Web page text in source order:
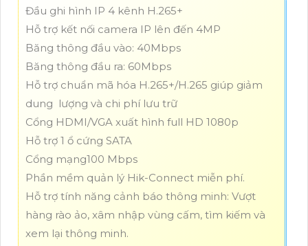
Đầu ghi hình IP 4 kênh H.265+
Hỗ trợ kết nối camera IP lên đến 4MP
Băng thông đầu vào: 40Mbps
Băng thông đầu ra: 60Mbps
Hỗ trợ chuẩn mã hóa H.265+/H.265 giúp giảm
dung lượng và chi phí lưu trữ
Cổng HDMI/VGA xuất hình full HD 1080p
Hỗ trợ 1 ổ cứng SATA
Cổng mạng100 Mbps
Phần mềm quản lý Hik-Connect miễn phí.
Hỗ trợ tính năng cảnh báo thông minh: Vượt
hàng rào ảo, xâm nhập vùng cấm, tìm kiếm và
xem lại thông minh.